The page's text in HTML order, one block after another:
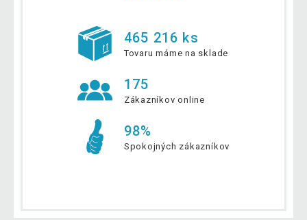
465 216 ks
Tovaru máme na sklade
175
Zákazníkov online
98%
Spokojných zákazníkov